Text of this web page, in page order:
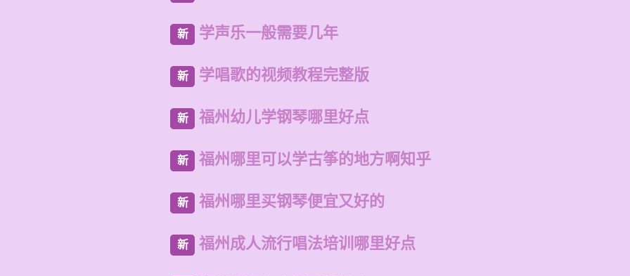
新 学声乐一般需要几年
新 学唱歌的视频教程完整版
新 福州幼儿学钢琴哪里好点
新 福州哪里可以学古筝的地方啊知乎
新 福州哪里买钢琴便宜又好的
新 福州成人流行唱法培训哪里好点